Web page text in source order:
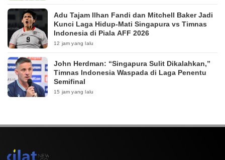
Adu Tajam Ilhan Fandi dan Mitchell Baker Jadi
Kunci Laga Hidup-Mati Singapura vs Timnas
Indonesia di Piala AFF 2026
12 jam yang lalu
John Herdman: “Singapura Sulit Dikalahkan,”
Timnas Indonesia Waspada di Laga Penentu
Semifinal
15 jam yang lalu